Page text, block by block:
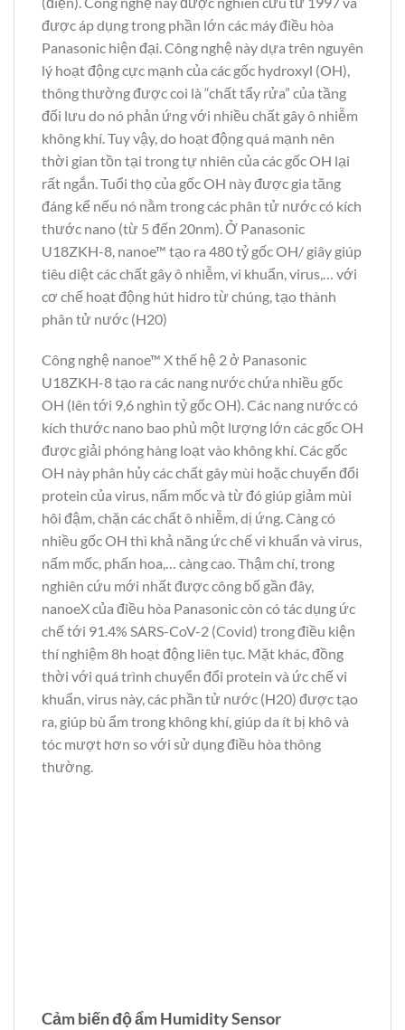
được áp dụng trong phần lớn các máy điều hòa
Panasonic hiện đại. Công nghệ này dựa trên nguyên
lý hoạt động cực mạnh của các gốc hydroxyl (OH),
thông thường được coi là “chất tẩy rửa” của tầng
đối lưu do nó phản ứng với nhiều chất gây ô nhiễm
không khí. Tuy vậy, do hoạt động quá mạnh nên
thời gian tồn tại trong tự nhiên của các gốc OH lại
rất ngắn. Tuổi thọ của gốc OH này được gia tăng
đáng kể nếu nó nằm trong các phân tử nước có kích
thước nano (từ 5 đến 20nm). Ở Panasonic
U18ZKH-8, nanoe™ tạo ra 480 tỷ gốc OH/ giây giúp
tiêu diệt các chất gây ô nhiễm, vi khuẩn, virus,… với
cơ chế hoạt động hút hidro từ chúng, tạo thành
phân tử nước (H20)
Công nghệ nanoe™ X thế hệ 2 ở Panasonic
U18ZKH-8 tạo ra các nang nước chứa nhiều gốc
OH (lên tới 9,6 nghìn tỷ gốc OH). Các nang nước có
kích thước nano bao phủ một lượng lớn các gốc OH
được giải phóng hàng loạt vào không khí. Các gốc
OH này phân hủy các chất gây mùi hoặc chuyển đổi
protein của virus, nấm mốc và từ đó giúp giảm mùi
hôi đậm, chặn các chất ô nhiễm, dị ứng. Càng có
nhiều gốc OH thì khả năng ức chế vi khuẩn và virus,
nấm mốc, phấn hoa,… càng cao. Thậm chí, trong
nghiên cứu mới nhất được công bố gần đây,
nanoeX của điều hòa Panasonic còn có tác dụng ức
chế tới 91.4% SARS-CoV-2 (Covid) trong điều kiện
thí nghiệm 8h hoạt động liên tục. Mặt khác, đồng
thời với quá trình chuyển đổi protein và ức chế vi
khuẩn, virus này, các phần tử nước (H20) được tạo
ra, giúp bù ẩm trong không khí, giúp da ít bị khô và
tóc mượt hơn so với sử dụng điều hòa thông
thường.
Cảm biến độ ẩm Humidity Sensor